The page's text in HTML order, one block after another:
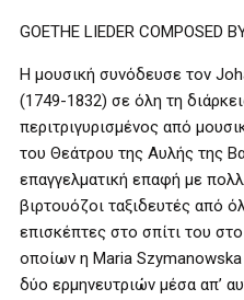
GOETHE LIEDER COMPOSED
Η μουσική συνόδευσε τον
(1749-1832) σε όλη τη
περιτριγυρισμένος από
του Θεάτρου της Αυλής της
επαγγελματική επαφή με
βιρτουόζοι ταξιδευτές από
επισκέπτες στο σπίτι του
οποίων η Maria
δύο ερμηνευτριών μέσα απ’